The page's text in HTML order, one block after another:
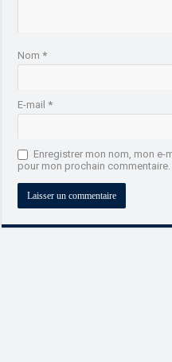
Nom*
E-mail*
Enregistrer mon nom, mon e-
pour mon prochain commentaire.